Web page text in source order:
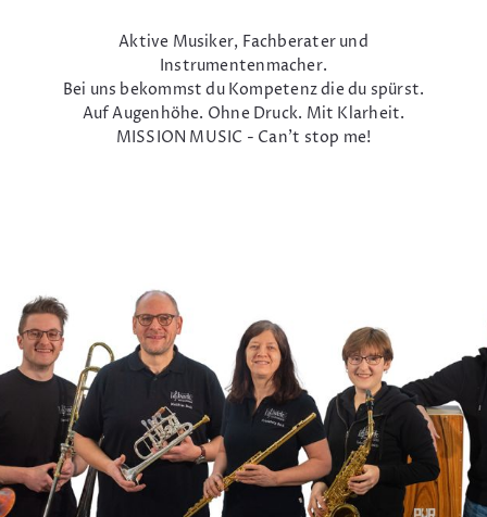
Aktive Musiker, Fachberater und
Instrumentenmacher.
Bei uns bekommst du Kompetenz die du spürst.
Auf Augenhöhe. Ohne Druck. Mit Klarheit.
MISSION MUSIC - Can't stop me!